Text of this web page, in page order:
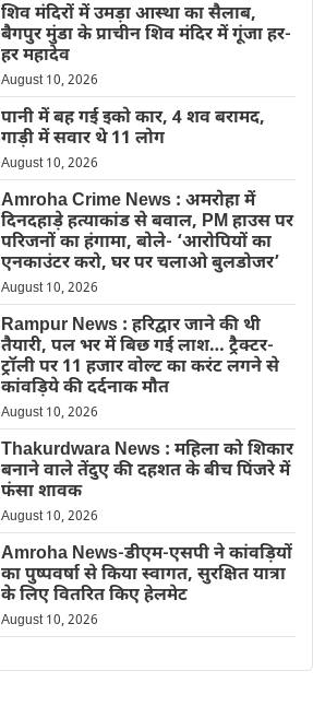
शिव मंदिरों में उमड़ा आस्था का सैलाब,
बैगपुर मुंडा के प्राचीन शिव मंदिर में गूंजा हर-
हर महादेव
August 10, 2026
पानी में बह गई इको कार, 4 शव बरामद,
गाड़ी में सवार थे 11 लोग
August 10, 2026
Amroha Crime News : अमरोहा में
दिनदहाड़े हत्याकांड से बवाल, PM हाउस पर
परिजनों का हंगामा, बोले- ‘आरोपियों का
एनकाउंटर करो, घर पर चलाओ बुलडोजर’
August 10, 2026
Rampur News : हरिद्वार जाने की थी
तैयारी, पल भर में बिछ गई लाश… ट्रैक्टर-
ट्रॉली पर 11 हजार वोल्ट का करंट लगने से
कांवड़िये की दर्दनाक मौत
August 10, 2026
Thakurdwara News : महिला को शिकार
बनाने वाले तेंदुए की दहशत के बीच पिंजरे में
फंसा शावक
August 10, 2026
Amroha News-डीएम-एसपी ने कांवड़ियों
का पुष्पवर्षा से किया स्वागत, सुरक्षित यात्रा
के लिए वितरित किए हेलमेट
August 10, 2026